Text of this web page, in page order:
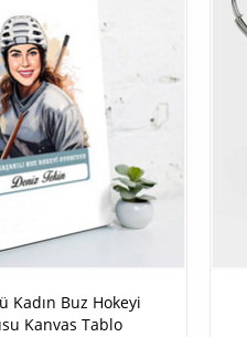
Kadın Buz Hokeyi
Kanvas Tablo